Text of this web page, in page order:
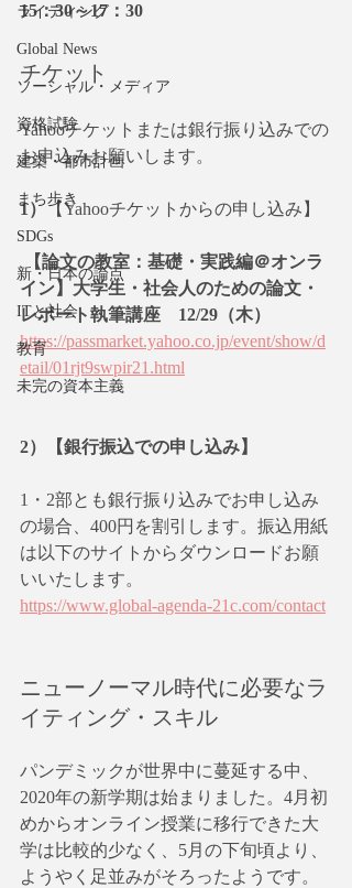
ライティング
Global News
ソーシャル・メディア
資格試験
建築・都市計画
まち歩き
SDGs
新・日本の論点
ITと社会
教育
未完の資本主義
15：30～17：30
チケット
Yahooチケットまたは銀行振り込みでの
お申込みお願いします。
1）【Yahooチケットからの申し込み】
【論文の教室：基礎・実践編＠オンラ
イン】大学生・社会人のための論文・
レポート執筆講座　12/29（木）
https://passmarket.yahoo.co.jp/event/show/d
etail/01rjt9swpir21.html
2）【銀行振込での申し込み】
1・2部とも銀行振り込みでお申し込み
の場合、400円を割引します。振込用紙
は以下のサイトからダウンロードお願
いいたします。
https://www.global-agenda-21c.com/contact
ニューノーマル時代に必要なラ
イティング・スキル
パンデミックが世界中に蔓延する中、
2020年の新学期は始まりました。4月初
めからオンライン授業に移行できた大
学は比較的少なく、5月の下旬頃より、
ようやく足並みがそろったようです。